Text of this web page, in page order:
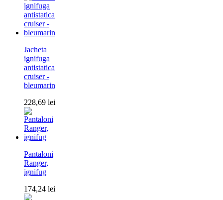
Jacheta
ignifuga
antistatica
cruiser -
bleumarin
228,69 lei
Pantaloni
Ranger,
ignifug
174,24 lei